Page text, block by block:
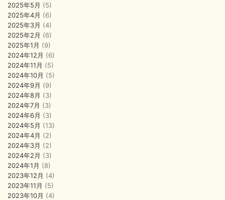
2025年5月 (5)
2025年4月 (6)
2025年3月 (4)
2025年2月 (6)
2025年1月 (9)
2024年12月 (6)
2024年11月 (5)
2024年10月 (5)
2024年9月 (9)
2024年8月 (3)
2024年7月 (3)
2024年6月 (3)
2024年5月 (13)
2024年4月 (2)
2024年3月 (2)
2024年2月 (3)
2024年1月 (8)
2023年12月 (4)
2023年11月 (5)
2023年10月 (4)